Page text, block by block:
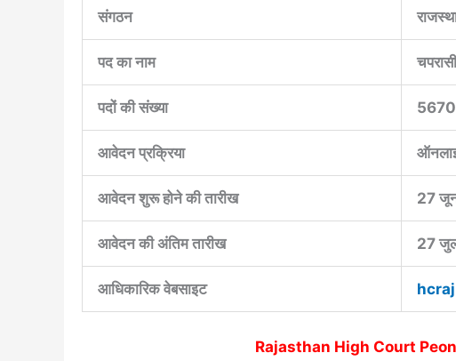
संगठन
पद का नाम
पदों की संख्या 5670
आवेदन प्रक्रिया
आवेदन शुरू होने की तारीख 27
आवेदन की अंतिम तारीख 27
आधिकारिक वेबसाइट
Rajasthan High Court